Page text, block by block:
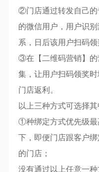
②门店通过转发自己的
的微信用户，用户识
系，日后该用户扫码
③在【二维码营销】的
集，让用户扫码领奖
门店返利。
以上三种方式可选择
①种绑定方式优先级最
下，即便门店跟客户
的门店；
没有通过以上任意一